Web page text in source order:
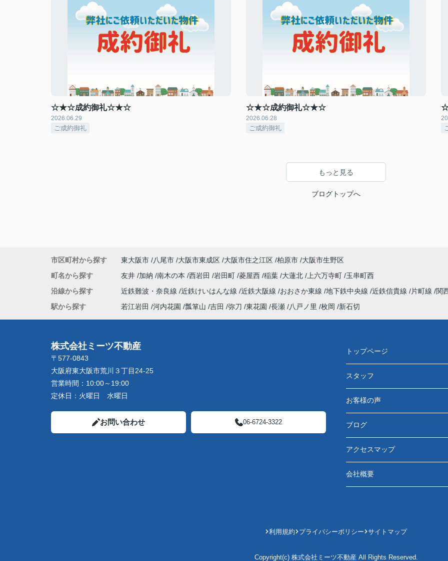
☆★☆成約御礼☆★☆
2026.06.29
ご成約御礼
☆★☆成約御礼☆★☆
2026.06.28
ご成約御礼
もっと見る
ブログトップへ
市区町村から探す 東大阪市 八尾市 大阪市東成区 大阪市住之江区 柏原市 大阪市生野区
町名から探す
友井 加納 南木の本 西岩田 岩田町 菱屋西 稲葉 大蓮北 上六万寺町 玉串町西
沿線から探す
近鉄難波・奈良線 近鉄けいはんな線 近鉄大阪線 おおさか東線 地下鉄中央線 近鉄信貴線 片町線 関
駅から探す
若江岩田 河内花園 瓢箪山 吉田 弥刀 東花園 長瀬 八戸ノ里 枚岡 新石切
株式会社ミーツ不動産
〒577-0843
大阪府東大阪市荒川３丁目24-25
営業時間： 10:00～19:00
定休日： 火曜日 水曜日
お問い合わせ 06-6724-3322
トップページ
スタッフ
お客様の声
ブログ
アクセスマップ
会社概要
利用規約 プライバシーポリシー サイトマップ
Copyright(c) 株式会社ミーツ不動産 All Rights Reserved.